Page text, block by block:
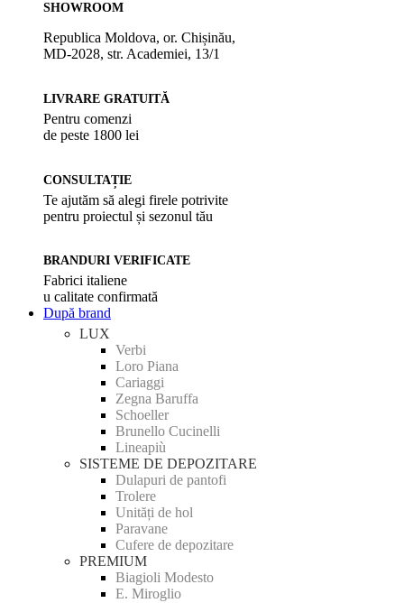
SHOWROOM
Republica Moldova, or. Chișinău,
MD-2028, str. Academiei, 13/1
LIVRARE GRATUITĂ
Pentru comenzi
de peste 1800 lei
CONSULTAȚIE
Te ajutăm să alegi firele potrivite
pentru proiectul și sezonul tău
BRANDURI VERIFICATE
Fabrici italiene
u calitate confirmată
După brand
LUX
Verbi
Loro Piana
Cariaggi
Zegna Baruffa
Schoeller
Brunello Cucinelli
Lineapiù
SISTEME DE DEPOZITARE
Dulapuri de pantofi
Trolere
Unități de hol
Paravane
Cufere de depozitare
PREMIUM
Biagioli Modesto
E. Miroglio